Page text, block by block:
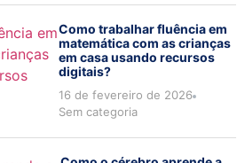
Como trabalhar fluência em
matemática com as crianças
em casa usando recursos
digitais?
16 de fevereiro de 2026
Sem categoria